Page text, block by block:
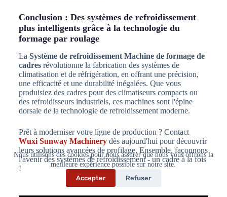
Nous utilisons des cookies pour nous assurer que nous vous offrons la
meilleure expérience possible sur notre site.
Accepter
Refuser
Conclusion : Des systèmes de refroidissement
plus intelligents grâce à la technologie du
formage par roulage
La Système de refroidissement Machine de formage de
cadresrévolutionne la fabrication des systèmes de
climatisation et de réfrigération, en offrant une précision,
une efficacité et une durabilité inégalées. Que vous
produisiez des cadres pour des climatiseurs compacts ou
des refroidisseurs industriels, ces machines sont l'épine
dorsale de la technologie de refroidissement moderne.
Prêt à moderniser votre ligne de production ? Contact
Wuxi Sunway Machinerydès aujourd'hui pour découvrir
leurs solutions avancées de profilage. Ensemble, façonnons
l'avenir des systèmes de refroidissement - un cadre à la fois
!